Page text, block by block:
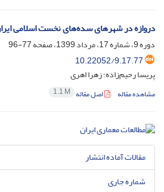
دروازه در شهرهای سده‌های نخست اسلامی
دوره 9، شماره 17، مرداد 1399، صفحه
77-96
10.22052/9.17.77
پریسا رحیم‌زاده؛ زهرا اهری
مشاهده مقاله اصل مقاله 1.1 M
مقالات آماده انتشار
شماره جاری